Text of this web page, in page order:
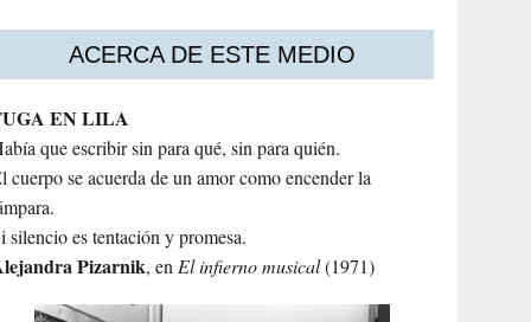
ACERCA DE ESTE MEDIO
EN LILA
que escribir sin para qué, sin para quién.
cuerpo se acuerda de un amor como encender la
silencio es tentación y promesa.
Pizarnik, enEl infierno musical(1971)